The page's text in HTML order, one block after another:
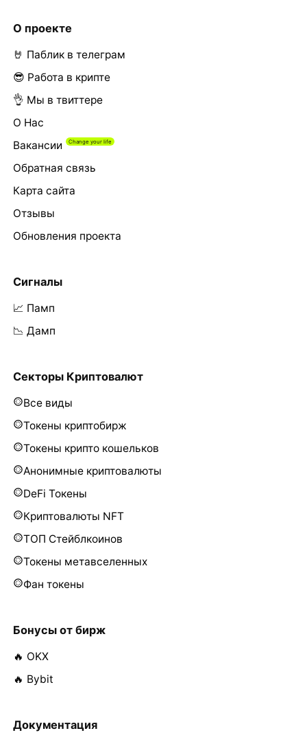
О проекте
🤘 Паблик в телеграм
😎 Работа в крипте
👌 Мы в твиттере
О Нас
Вакансии
Обратная связь
Карта сайта
Отзывы
Обновления проекта
Сигналы
📈 Памп
📉 Дамп
Секторы Криптовалют
Все виды
Токены криптобирж
Токены крипто кошельков
Анонимные криптовалюты
DeFi Токены
Криптовалюты NFT
ТОП Стейблкоинов
Токены метавселенных
Фан токены
Бонусы от бирж
🔥 OKX
🔥 Bybit
Документация